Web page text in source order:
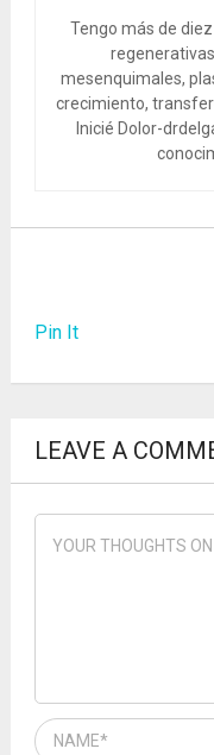
Tengo más de
mesenquimales,
crecimiento,
Inicié Dolor-
Pin It
LEAVE A